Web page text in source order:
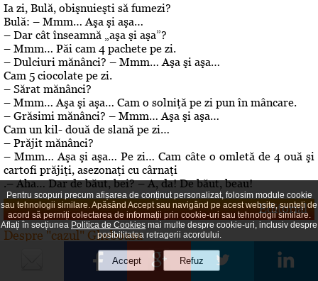
Ia zi, Bulă, obişnuieşti să fumezi?
Bulă: – Mmm… Aşa şi aşa…
– Dar cât înseamnă „aşa şi aşa”?
– Mmm… Păi cam 4 pachete pe zi.
– Dulciuri mănânci? – Mmm… Aşa şi aşa…
Cam 5 ciocolate pe zi.
– Sărat mănânci?
– Mmm… Aşa şi aşa… Cam o solniţă pe zi pun în mâncare.
– Grăsimi mănânci? – Mmm… Aşa şi aşa…
Cam un kil- două de slană pe zi…
– Prăjit mănânci?
– Mmm… Aşa şi aşa… Pe zi… Cam câte o omletă de 4 ouă şi
cartofi prăjiţi, asezonaţi cu cârnaţi
.– Aha… Dar de băut, bei? – A, da! De băut, beau!
Editorial
Despre "cazul" Gheboasa
A luat foc internetul, au navalit deontologii, au explodat
opiniile. Cazul Gheboasa, la mare concurenta cu fata ucisa
Pentru scopuri precum afișarea de conținut personalizat, folosim module cookie
sau tehnologii similare. Apăsând Accept sau navigând pe acest website, sunteți de
acord să permiți colectarea de informații prin cookie-uri sau tehnologii similare.
Aflați în secțiunea Politica de Cookies mai multe despre cookie-uri, inclusiv despre
posibilitatea retragerii acordului.